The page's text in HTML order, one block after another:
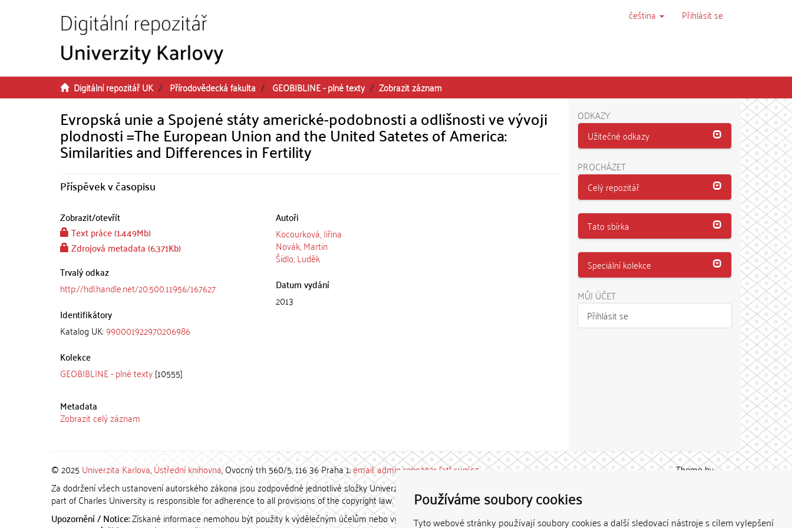
Používáme soubory cookies
Tyto webové stránky používají soubory cookies a další sledovací nástroje s cílem vylepšení
čeština Přihlásit se
Digitální repozitář UK Přírodovědecká fakulta GEOBIBLINE - plné texty Zobrazit záznam
Evropská unie a Spojené státy americké-podobnosti a odlišnosti ve vývoji
plodnosti =The European Union and the United Satetes of America:
Similarities and Differences in Fertility
Příspěvek v časopisu
Zobrazit/otevřít
Text práce (1.449Mb)
Zdrojová metadata (6.371Kb)
Trvalý odkaz
http://hdl.handle.net/20.500.11956/167627
Identifikátory
Katalog UK:990001922970206986
Kolekce
GEOBIBLINE - plné texty[10555]
Autoři
Kocourková, Jiřina
Novák, Martin
Šídlo, Luděk
Datum vydání
2013
Metadata
Zobrazit celý záznam
ODKAZY
Užitečné odkazy
PROCHÁZET
Celý repozitář
Tato sbírka
Speciální kolekce
MŮJ ÚČET
Přihlásit se
© 2025 Univerzita Karlova,Ústřední knihovna, Ovocný trh 560/5, 116 36 Praha 1;email: admin-repozitar [at] cuni.cz
Za dodržení všech ustanovení autorského zákona jsou zodpovědné jednotlivé složky Univerzity Karlovy. / Each constituent
part of Charles University is responsible for adherence to all provisions of the copyright law.
Upozornění / Notice:Získané informace nemohou být použity k výdělečným účelům nebo vydávány za studijní, vědeckou
Theme by